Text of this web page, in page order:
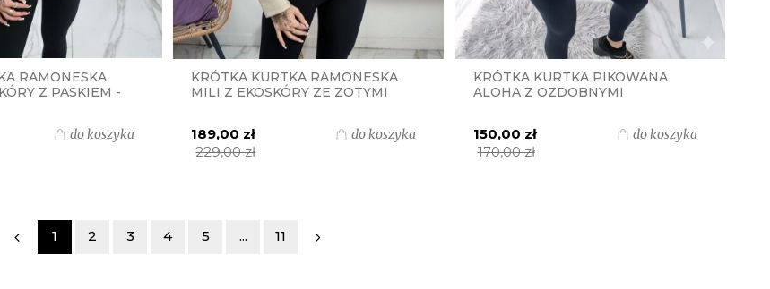
RAMONESKA
Z PASKIEM -
do koszyka
KRÓTKA KURTKA RAMONESKA
MILI Z EKOSKÓRY ZE ZOTYMI
189,00 zł
229,00 zł
do koszyka
KRÓTKA KURTKA PIKOWANA
ALOHA Z OZDOBNYMI
150,00 zł
170,00 zł
do koszyka
1 2 3 4 5 ... 11